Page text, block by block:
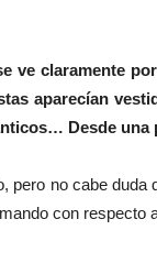
ve claramente
aparecían
Desde
pero no cabe
con respecto